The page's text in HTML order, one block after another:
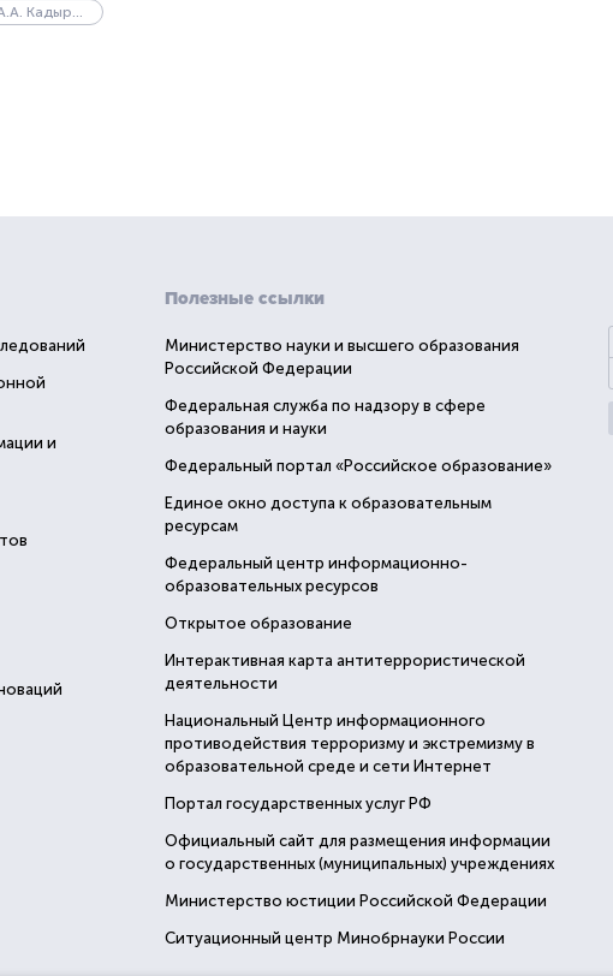
ЧГУ им. А.А. Кадырова
и
Полезные ссылки
Министерство науки и высшего образования
Российской Федерации
Федеральная служба по надзору в сфере
образования и науки
Федеральный портал «Российское образование»
Единое окно доступа к образовательным
ресурсам
Федеральный центр информационно-
образовательных ресурсов
Открытое образование
Интерактивная карта антитеррористической
деятельности
Национальный Центр информационного
противодействия терроризму и экстремизму в
образовательной среде и сети Интернет
Портал государственных услуг РФ
Официальный сайт для размещения информации
о государственных (муниципальных) учреждениях
Министерство юстиции Российской Федерации
Ситуационный центр Минобрнауки России